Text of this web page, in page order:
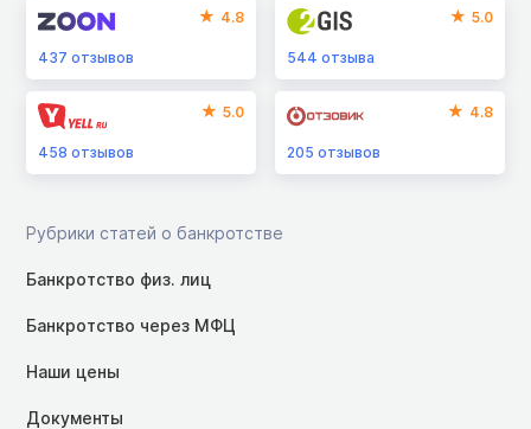
4.8
437 отзывов
5.0
544отзыва
5.0
458 отзывов
4.8
205отзывов
Рубрики статей о банкротстве
Банкротство физ. лиц
Банкротство через МФЦ
Наши цены
Документы